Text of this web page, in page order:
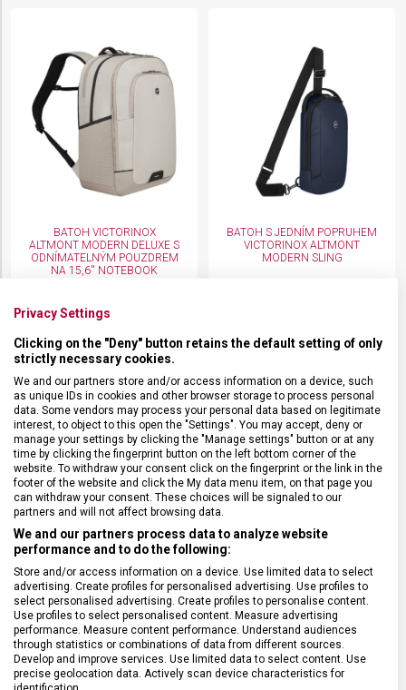
BATOH VICTORINOX
ALTMONT MODERN DELUXE S
ODNÍMATELNÝM POUZDREM
NA 15,6'' NOTEBOOK
Skladem na prodejně
Batoh
5 490 Kč
BATOH S JEDNÍM POPRUHEM
VICTORINOX ALTMONT
MODERN SLING
2 390 Kč
BATOH S JEDNÍM POPRUHEM
VICTORINOX ALTMONT
MODERN SLING
653540
Skladem na prodejně
CESTOVNÍ TAŠKA
VICTORINOX WERKS
TRAVELER 7.0 WEEKENDER
EXPANDABLE
653653
Skladem na prodejně
Privacy Settings
Clicking on the "Deny" button retains the default setting of only
strictly necessary cookies.
We and our partners store and/or access information on a device, such
as unique IDs in cookies and other browser storage to process personal
data. Some vendors may process your personal data based on legitimate
interest, to object to this open the "Settings". You may accept, deny or
manage your settings by clicking the "Manage settings" button or at any
time by clicking the fingerprint button on the left bottom corner of the
website. To withdraw your consent click on the fingerprint or the link in the
footer of the website and click the My data menu item, on that page you
can withdraw your consent. These choices will be signaled to our
partners and will not affect browsing data.
We and our partners process data to analyze website
performance and to do the following:
Store and/or access information on a device. Use limited data to select
advertising. Create profiles for personalised advertising. Use profiles to
select personalised advertising. Create profiles to personalise content.
Use profiles to select personalised content. Measure advertising
performance. Measure content performance. Understand audiences
through statistics or combinations of data from different sources.
Develop and improve services. Use limited data to select content. Use
precise geolocation data. Actively scan device characteristics for
identification.